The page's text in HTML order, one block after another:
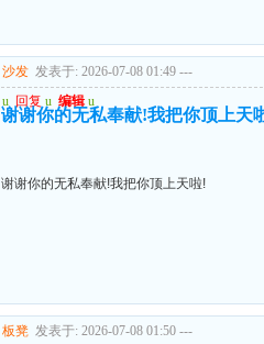
沙发 发表于: 2026-07-08 01:49 ---
u 回复 u 编辑 u
谢谢你的无私奉献!我把你顶上天
谢谢你的无私奉献!我把你顶上天啦!
板凳 发表于: 2026-07-08 01:50 ---